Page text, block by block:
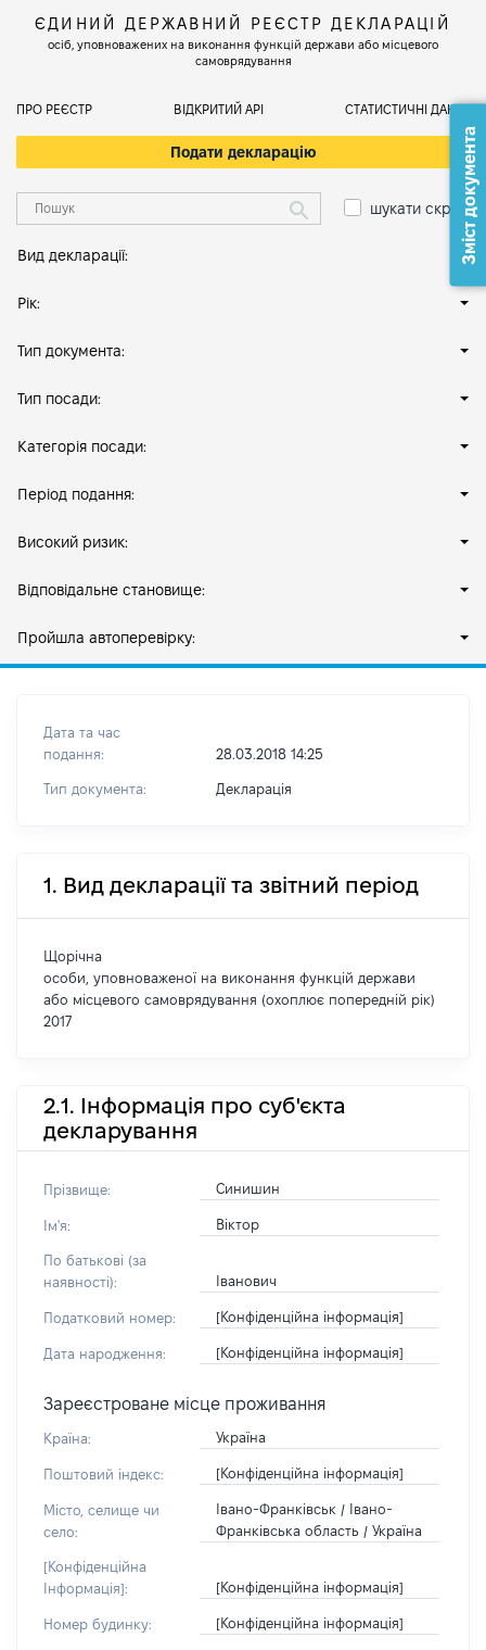
ЄДИНИЙ ДЕРЖАВНИЙ РЕЄСТР ДЕКЛАРАЦІЙ
осіб, уповноважених на виконання функцій держави або місцевого
самоврядування
ПРО РЕЄСТР ВІДКРИТИЙ АРІ СТАТИСТИЧНІ ДАНІ
Подати декларацію
шукати скрізь
Вид декларації:
Рік:
Тип документа:
Тип посади:
Категорія посади:
Період подання:
Високий ризик:
Відповідальне становище:
Пройшла автоперевірку:
Дата та час
подання:
28.03.2018 14:25
Тип документа: Декларація
1. Вид декларації та звітний період
Щорічна
особи, уповноваженої на виконання функцій держави
або місцевого самоврядування (охоплює попередній рік)
2017
2.1. Інформація про суб'єкта
декларування
Прізвище: Синишин
Ім'я: Віктор
По батькові (за
наявності):
Іванович
Податковий номер: [Конфіденційна інформація]
Дата народження: [Конфіденційна інформація]
Зареєстроване місце проживання
Країна: Україна
Поштовий індекс: [Конфіденційна інформація]
Місто, селище чи
село:
Івано-Франківськ / Івано-
Франківська область / Україна
[Конфіденційна
Інформація]:
[Конфіденційна інформація]
Номер будинку: [Конфіденційна інформація]
Зміст документа